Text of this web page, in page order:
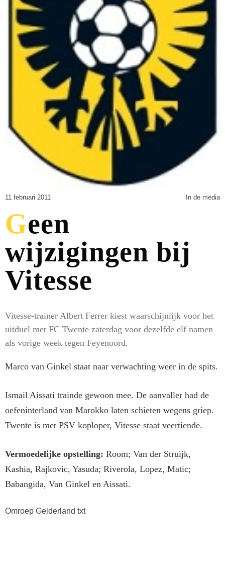
11 februari 2011 In de media
Geen
wijzigingen bij
Vitesse
Vitesse-trainer Albert Ferrer kiest waarschijnlijk voor het
uitduel met FC Twente zaterdag voor dezelfde elf namen
als vorige week tegen Feyenoord.
Marco van Ginkel staat naar verwachting weer in de spits.
Ismail Aissati trainde gewoon mee. De aanvaller had de
oefeninterland van Marokko laten schieten wegens griep.
Twente is met PSV koploper, Vitesse staat veertiende.
Vermoedelijke opstelling: Room; Van der Struijk,
Kashia, Rajkovic, Yasuda; Riverola, Lopez, Matic;
Babangida, Van Ginkel en Aissati.
Omroep Gelderland txt